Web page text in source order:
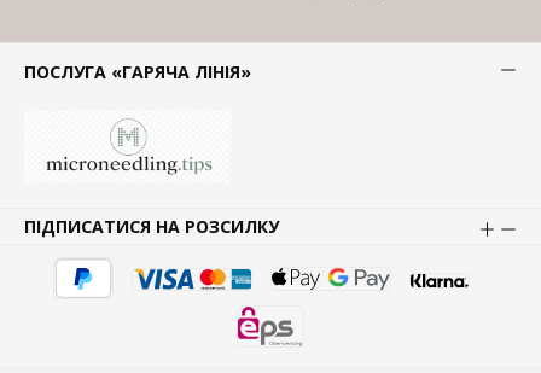
ПОСЛУГА «ГАРЯЧА ЛІНІЯ»
ПІДПИСАТИСЯ НА РОЗСИЛКУ